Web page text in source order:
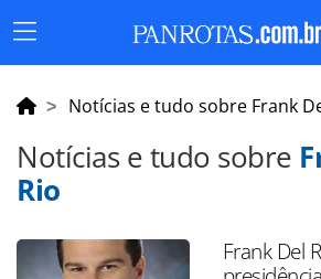
Menu
Principal
Notícias e tudo sobre Frank
Notícias e tudo sobre
Rio
Frank Del